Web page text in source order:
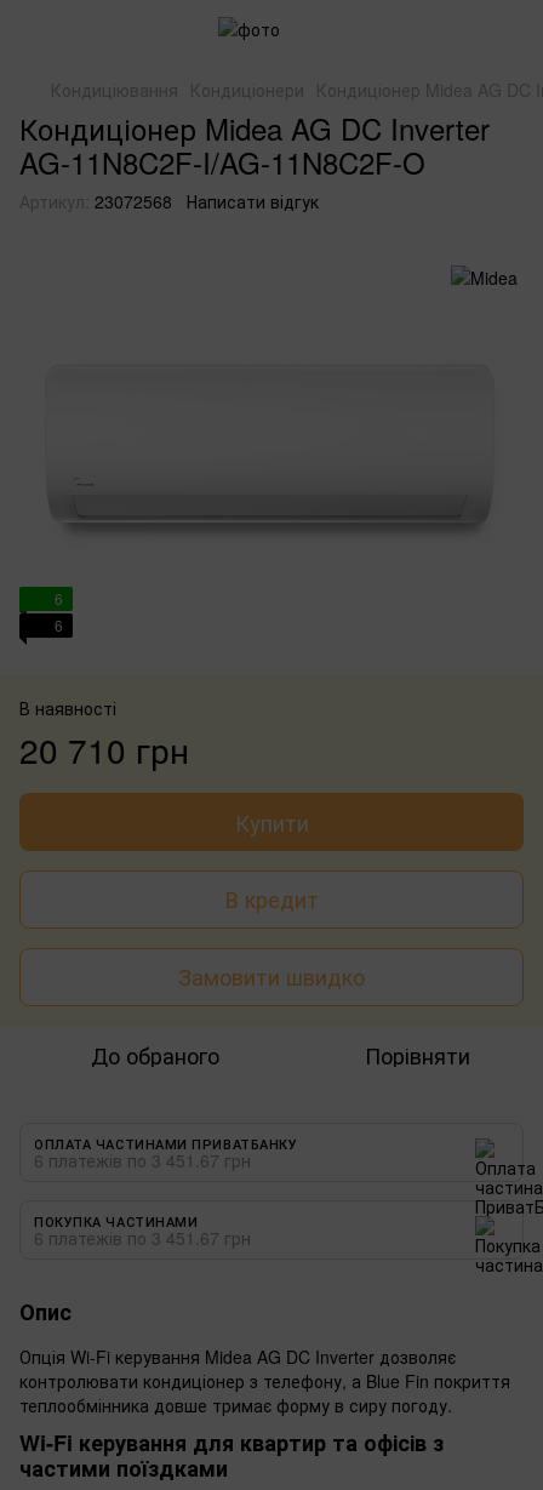
Кондиціювання Кондиціонери Кондиціонер Midea AG DC
Кондиціонер Midea AG DC Inverter
AG-11N8C2F-I/AG-11N8C2F-O
Артикул: 23072568 Написати відгук
6
6
В наявності
20 710 грн
Купити
В кредит
Замовити швидко
До обраного Порівняти
ОПЛАТА ЧАСТИНАМИ ПРИВАТБАНКУ
6 платежів по 3 451.67 грн
ПОКУПКА ЧАСТИНАМИ
6 платежів по 3 451.67 грн
Опис
Опція Wi-Fi керування Midea AG DC Inverter дозволяє
контролювати кондиціонер з телефону, а Blue Fin покриття
теплообмінника довше тримає форму в сиру погоду.
Wi-Fi керування для квартир та офісів з
частими поїздками